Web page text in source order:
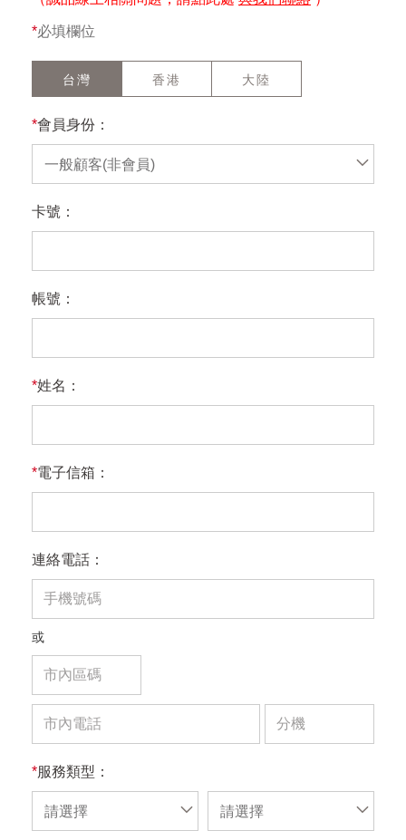
*必填欄位
台灣 香港 大陸
*會員身份：
一般顧客(非會員)
卡號：
帳號：
*姓名：
*電子信箱：
連絡電話：
或
*服務類型：
請選擇 請選擇